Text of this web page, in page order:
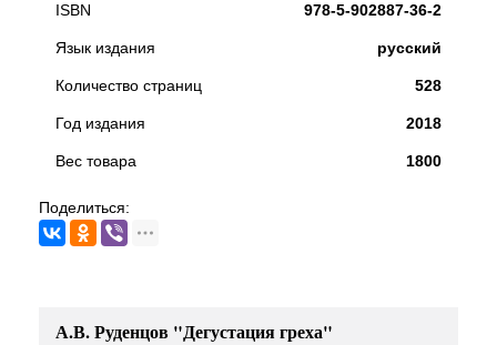
ISBN 978-5-902887-36-2
Язык издания русский
Количество страниц 528
Год издания 2018
Вес товара 1800
Поделиться:
А.В. Руденцов "Дегустация греха"